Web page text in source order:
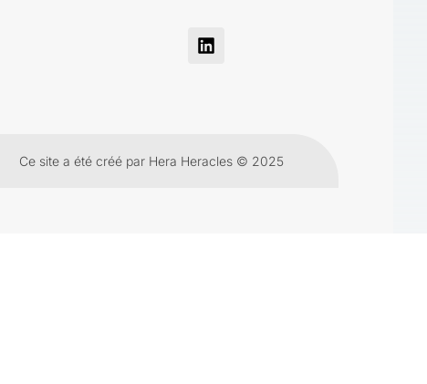
Ce site a été créé par Hera Heracles © 2025